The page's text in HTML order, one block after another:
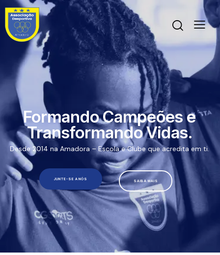
SAIBA MAIS
JUNTE-SE A NÓS
Desde 2014 na Amadora – Escola e Clube que acredita em ti.
Formando Campeões e
Transformando Vidas.